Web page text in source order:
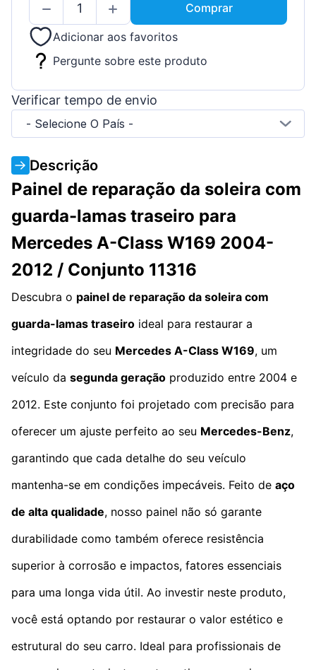
Comprar
Adicionar aos favoritos
Pergunte sobre este produto
Verificar tempo de envio
- Selecione O País -
Descrição
Painel de reparação da soleira com
guarda-lamas traseiro para
Mercedes A-Class W169 2004-
2012 / Conjunto 11316
Descubra o painel de reparação da soleira com
guarda-lamas traseiro ideal para restaurar a
integridade do seu Mercedes A-Class W169, um
veículo da segunda geração produzido entre 2004 e
2012. Este conjunto foi projetado com precisão para
oferecer um ajuste perfeito ao seu Mercedes-Benz,
garantindo que cada detalhe do seu veículo
mantenha-se em condições impecáveis. Feito de aço
de alta qualidade, nosso painel não só garante
durabilidade como também oferece resistência
superior à corrosão e impactos, fatores essenciais
para uma longa vida útil. Ao investir neste produto,
você está optando por restaurar o valor estético e
estrutural do seu carro. Ideal para profissionais de